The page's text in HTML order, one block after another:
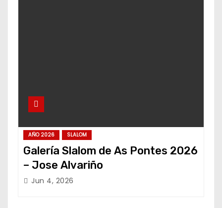
AÑO 2026 SLALOM
Galería Slalom de As Pontes 2026
– Jose Alvariño
Jun 4, 2026